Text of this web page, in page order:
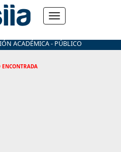
ACADÉMICA - PÚBLICO
ENCONTRADA